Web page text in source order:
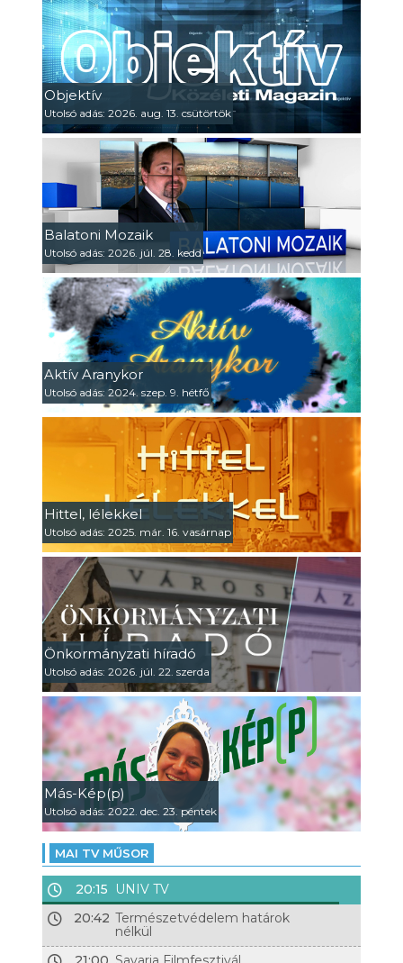
Objektív
Utolsó adás: 2026. aug. 13. csütörtök
Balatoni Mozaik
Utolsó adás: 2026. júl. 28. kedd
Aktív Aranykor
Utolsó adás: 2024. szep. 9. hétfő
Hittel, lélekkel
Utolsó adás: 2025. már. 16. vasárnap
Önkormányzati híradó
Utolsó adás: 2026. júl. 22. szerda
Más-Kép(p)
Utolsó adás: 2022. dec. 23. péntek
MAI TV MŰSOR
20:15
UNIV TV
20:42 Természetvédelem határok
nélkül